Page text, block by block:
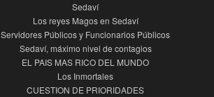
Sedaví
Los reyes Magos en Sedaví
Servidores Públicos y Funcionarios Públicos
Sedaví, máximo nivel de contagios
EL PAIS MAS RICO DEL MUNDO
Los Inmortales
CUESTION DE PRIORIDADES